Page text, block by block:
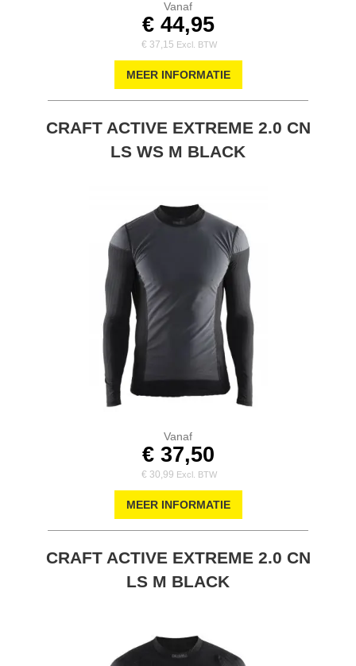
Vanaf
€ 44,95
€ 37,15
MEER INFORMATIE
CRAFT ACTIVE EXTREME 2.0 CN
LS WS M BLACK
Vanaf
€ 37,50
€ 30,99
MEER INFORMATIE
CRAFT ACTIVE EXTREME 2.0 CN
LS M BLACK